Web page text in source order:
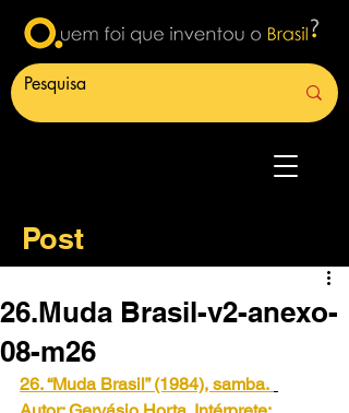
Post
26.Muda Brasil-v2-anexo-
08-m26
26. “Muda Brasil” (1984), samba.